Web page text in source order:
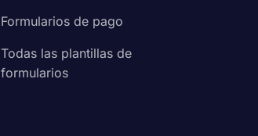
Formularios de pago
Todas las plantillas de
formularios